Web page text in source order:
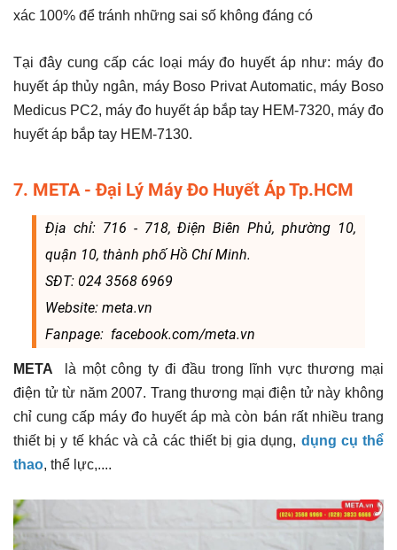
xác 100% để tránh những sai số không đáng có
Tại đây cung cấp các loại máy đo huyết áp như: máy đo
huyết áp thủy ngân, máy Boso Privat Automatic, máy Boso
Medicus PC2, máy đo huyết áp bắp tay HEM-7320, máy đo
huyết áp bắp tay HEM-7130.
7. META - Đại Lý Máy Đo Huyết Áp Tp.HCM
Địa chỉ: 716 - 718, Điện Biên Phủ, phường 10,
quận 10, thành phố Hồ Chí Minh.
SĐT: 024 3568 6969
Website: meta.vn
Fanpage: facebook.com/meta.vn
META là một công ty đi đầu trong lĩnh vực thương mại
điện tử từ năm 2007. Trang thương mại điện tử này không
chỉ cung cấp máy đo huyết áp mà còn bán rất nhiều trang
thiết bị y tế khác và cả các thiết bị gia dụng, dụng cụ thể
thao, thể lực,....